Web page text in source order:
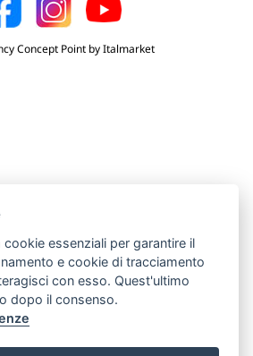
Concept Point by Italmarket
essenziali per garantire il
e cookie di tracciamento
con esso. Quest'ultimo
dopo il consenso.